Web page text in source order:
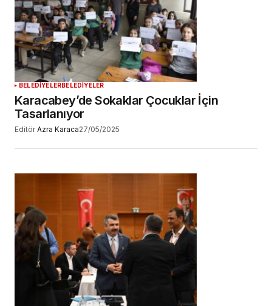
YORUM GÖNDER
BELEDİYELERBELEDİYELER
Karacabey’de Sokaklar Çocuklar İçin
Tasarlanıyor
Editör Azra Karaca27/05/2025